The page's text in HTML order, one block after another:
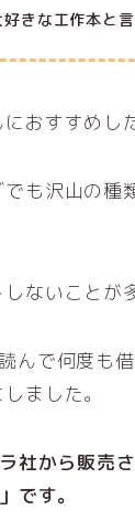
きな工作本と言
おすすめし
も沢山の種
ないことが
んで何度も
ました。
社から販売
です。